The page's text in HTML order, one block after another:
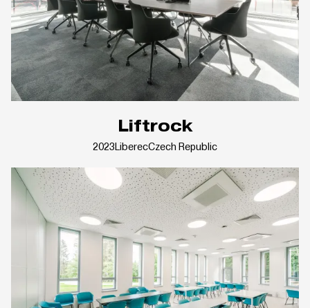
Liftrock
2023LiberecCzech Republic